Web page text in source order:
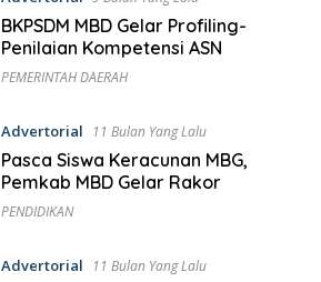
BKPSDM MBD Gelar Profiling-
Penilaian Kompetensi ASN
PEMERINTAH DAERAH
Advertorial 11 Bulan Yang Lalu
Pasca Siswa Keracunan MBG,
Pemkab MBD Gelar Rakor
PENDIDIKAN
Advertorial 11 Bulan Yang Lalu